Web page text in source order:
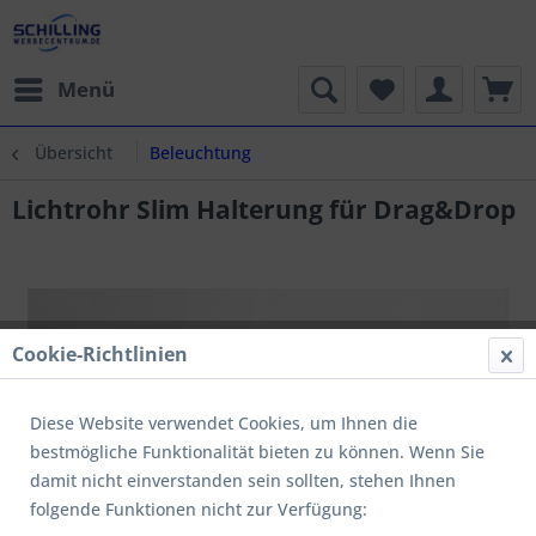
Menü
Übersicht Beleuchtung
Lichtrohr Slim Halterung für Drag&Drop
Cookie-Richtlinien
Diese Website verwendet Cookies, um Ihnen die
bestmögliche Funktionalität bieten zu können. Wenn Sie
damit nicht einverstanden sein sollten, stehen Ihnen
folgende Funktionen nicht zur Verfügung: